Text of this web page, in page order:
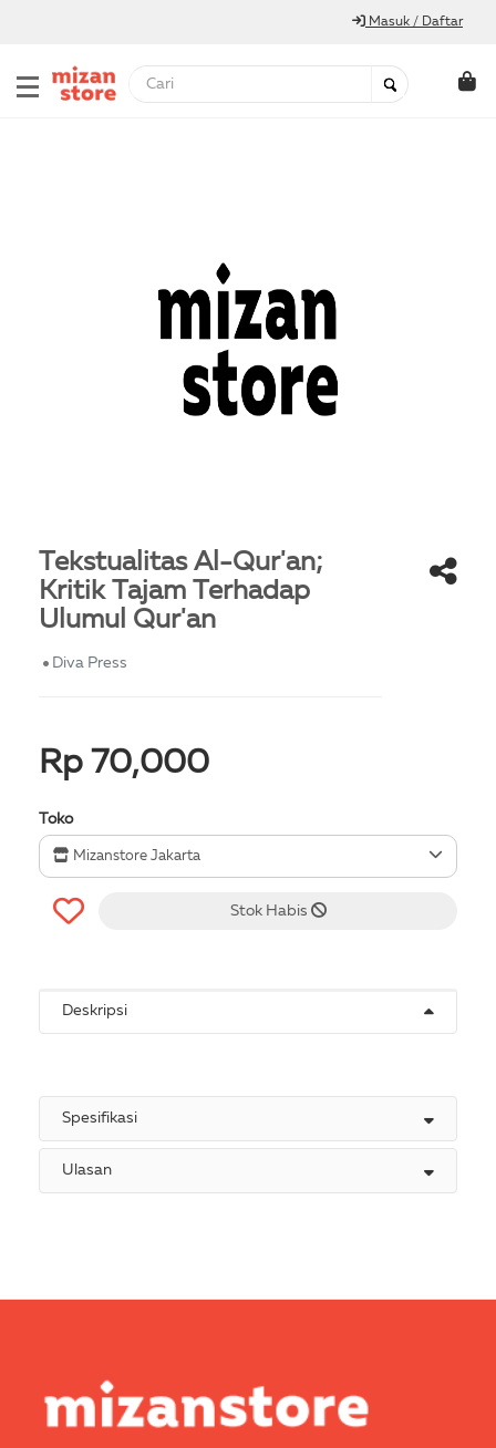
Masuk / Daftar
Tekstualitas Al-Qur'an;
Kritik Tajam Terhadap
Ulumul Qur'an
Diva Press
Rp 70,000
Toko
Mizanstore Jakarta
Stok Habis
Deskripsi
Spesifikasi
Ulasan